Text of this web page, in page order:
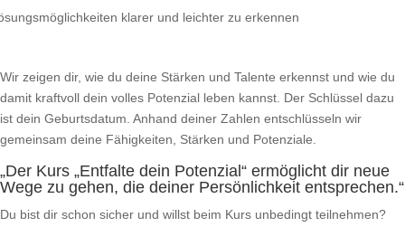
klarer und leichter zu erkennen
Wir zeigen dir, wie du deine Stärken und Talente erkennst und wie du
damit kraftvoll dein volles Potenzial leben kannst. Der Schlüssel dazu
ist dein Geburtsdatum. Anhand deiner Zahlen entschlüsseln wir
gemeinsam deine Fähigkeiten, Stärken und Potenziale.
„Der Kurs „Entfalte dein Potenzial“ ermöglicht dir neue
Wege zu gehen, die deiner Persönlichkeit entsprechen.“
Du bist dir schon sicher und willst beim Kurs unbedingt teilnehmen?